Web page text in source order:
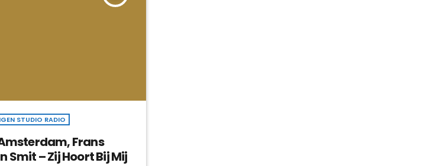
STUDIO RADIO
Frans
Smit – Zij Hoort Bij Mij